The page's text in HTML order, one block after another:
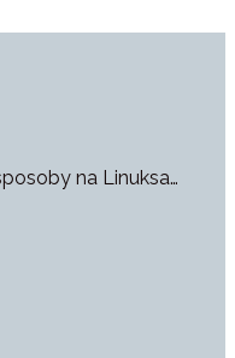
na Linuksa…